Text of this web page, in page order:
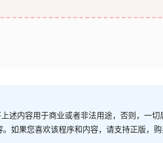
述内容用于商业或者非法用途，否则，一
如果您喜欢该程序和内容，请支持正版，